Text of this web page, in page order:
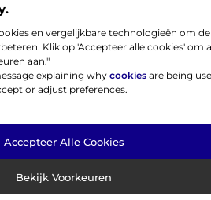
en vergelijkbare technologieën om de
Klik op 'Accepteer alle cookies' om
aan."
explaining why cookies are being
or adjust preferences.
Accepteer Alle Cookies
Bekijk Voorkeuren